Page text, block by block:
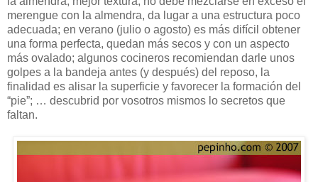
merengue con la almendra, da lugar a una estructura poco
adecuada; en verano (julio o agosto) es más difícil obtener
una forma perfecta, quedan más secos y con un aspecto
más ovalado; algunos cocineros recomiendan darle unos
golpes a la bandeja antes (y después) del reposo, la
finalidad es alisar la superficie y favorecer la formación del
“pie”; … descubrid por vosotros mismos lo secretos que
faltan.